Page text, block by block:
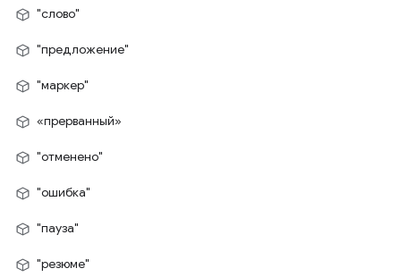
"слово"
"предложение"
"маркер"
«прерванный»
"отменено"
"ошибка"
"пауза"
"резюме"